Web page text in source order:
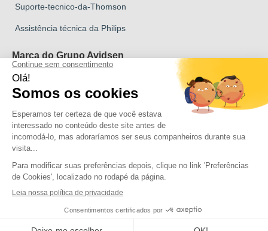
Suporte-tecnico-da-Thomson
Assistência técnica da Philips
Marca do Grupo Avidsen
Marca Avidsen
Marca Thomson
Marca Philips
Direitos de autor 2026 Todos os direitos reservados Avidsen